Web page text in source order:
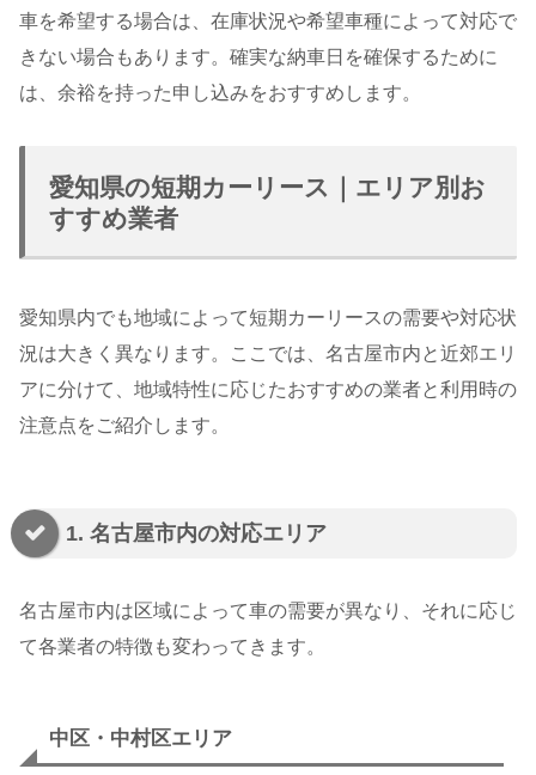
車を希望する場合は、在庫状況や希望車種によって対応で
きない場合もあります。確実な納車日を確保するために
は、余裕を持った申し込みをおすすめします。
愛知県の短期カーリース｜エリア別お
すすめ業者
愛知県内でも地域によって短期カーリースの需要や対応状
況は大きく異なります。ここでは、名古屋市内と近郊エリ
アに分けて、地域特性に応じたおすすめの業者と利用時の
注意点をご紹介します。
1. 名古屋市内の対応エリア
名古屋市内は区域によって車の需要が異なり、それに応じ
て各業者の特徴も変わってきます。
中区・中村区エリア